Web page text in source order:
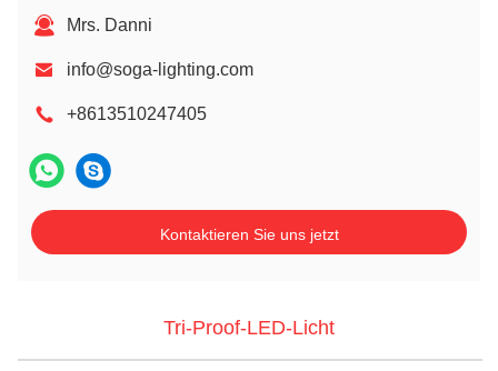
Mrs. Danni
info@soga-lighting.com
+8613510247405
Kontaktieren Sie uns jetzt
Tri-Proof-LED-Licht